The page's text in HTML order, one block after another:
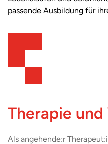
passende Ausbildung für
Therapie und
Als angehende:r
Marburg
Melle
Minden